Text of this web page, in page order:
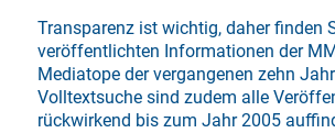
Transparenz ist wichtig, daher finden
veröffentlichten Informationen der
Mediatope der vergangenen zehn
Volltextsuchesind zudem alle
rückwirkend bis zum Jahr 2005